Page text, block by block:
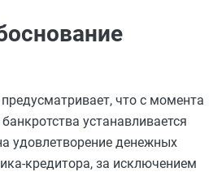
что с момента
устанавливается
удовлетворение денежных
кредитора, за исключением